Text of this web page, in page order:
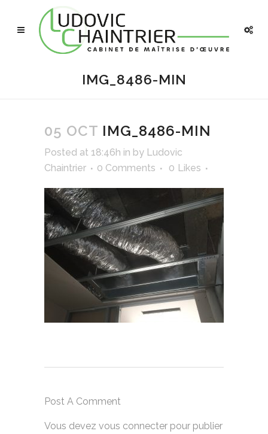
IMG_8486-MIN
05 OCT IMG_8486-MIN
Posted at 18:46h in by Ludovic
Chaintrier
0 Comments 0 Likes
Post A Comment
Vous devez vous connecter pour publier